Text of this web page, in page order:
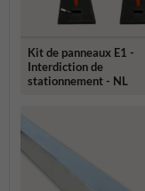
Kit de panneaux E1 -
Interdiction de
stationnement - NL